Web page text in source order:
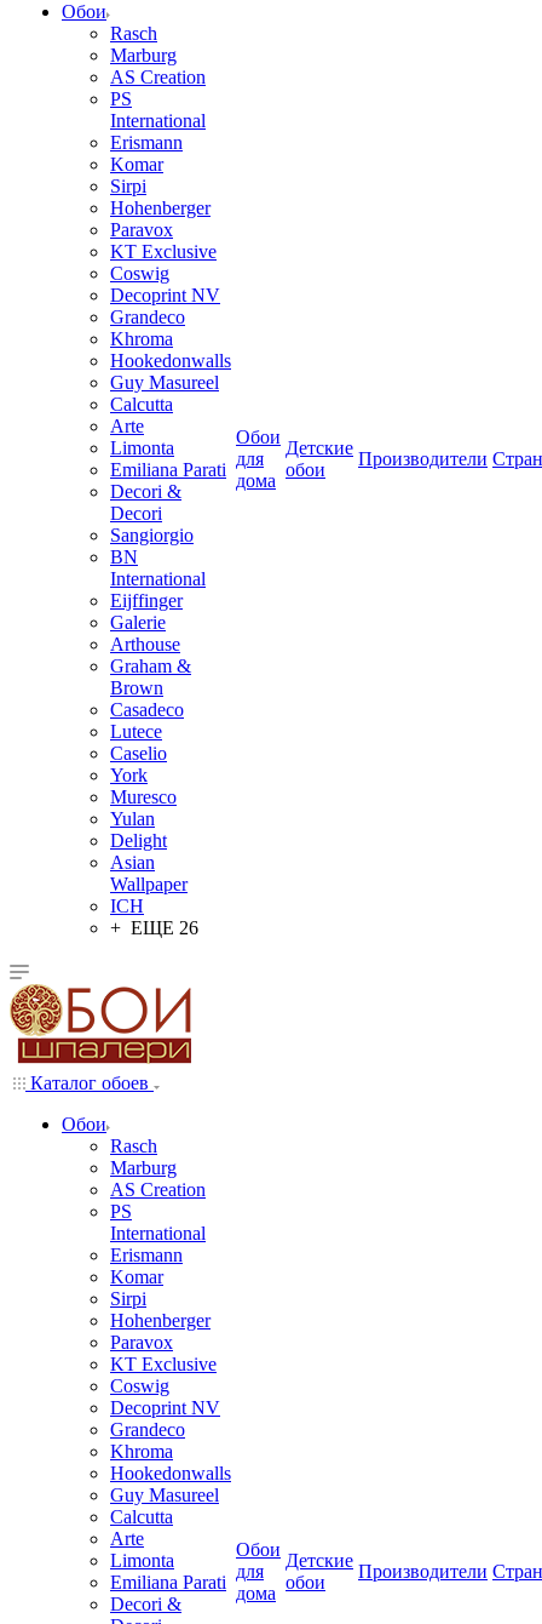
Обои
Rasch
Marburg
AS Creation
PS
International
Erismann
Komar
Sirpi
Hohenberger
Paravox
KT Exclusive
Coswig
Decoprint NV
Grandeco
Khroma
Hookedonwalls
Guy Masureel
Calcutta
Arte
Limonta
Emiliana Parati
Decori &
Decori
Sangiorgio
BN
International
Eijffinger
Galerie
Arthouse
Graham &
Brown
Casadeco
Lutece
Caselio
York
Muresco
Yulan
Delight
Asian
Wallpaper
ICH
+ ЕЩЕ 26
Обои
для
дома
Детские
обои
Производители
Каталог обоев
Обои
Rasch
Marburg
AS Creation
PS
International
Erismann
Komar
Sirpi
Hohenberger
Paravox
KT Exclusive
Coswig
Decoprint NV
Grandeco
Khroma
Hookedonwalls
Guy Masureel
Calcutta
Arte
Limonta
Emiliana Parati
Decori &
Обои
для
дома
Детские
обои
Производители